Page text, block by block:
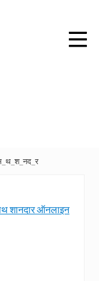
शानदार ऑनलाइन